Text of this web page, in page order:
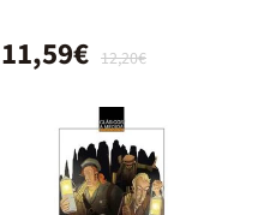
12,20€
11,59€